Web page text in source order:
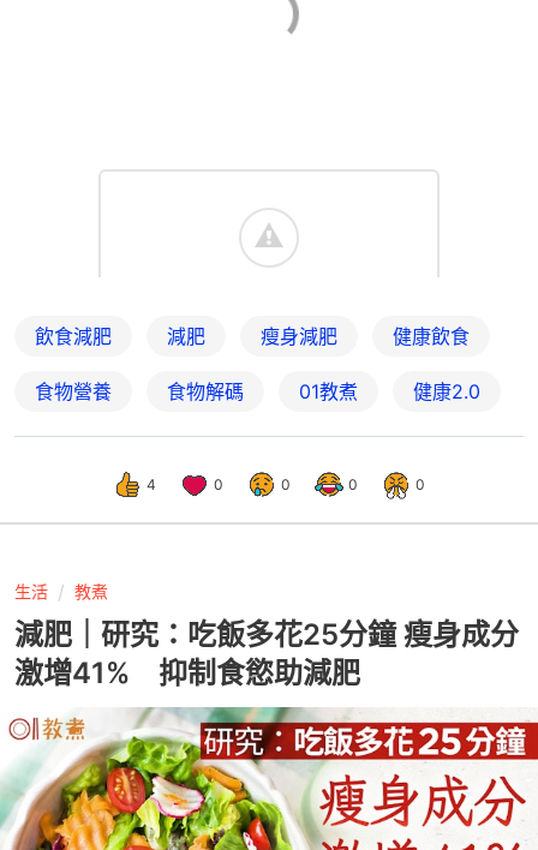
飲食減肥 減肥 瘦身減肥 健康飲食
食物營養 食物解碼 01教煮 健康2.0
4 0 0 0 0
生活 教煮
減肥｜研究：吃飯多花25分鐘 瘦身成分
激增41% 抑制食慾助減肥